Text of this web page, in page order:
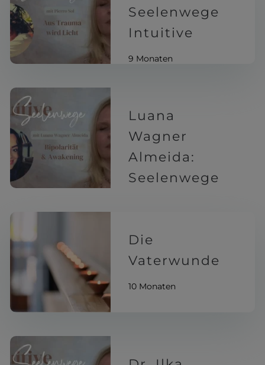
Seelenwege
Intuitive
9 Monaten
Luana
Wagner
Almeida:
Seelenwege
Die
Vaterwunde
10 Monaten